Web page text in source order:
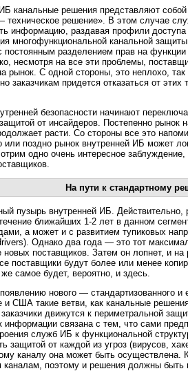
канальные решения представляют
техническое решение». В этом случае
информацию, раздавая профили
многофункциональной канальной
разделением прав на функции
несмотря на все эти проблемы,
рынок. С одной стороны, это неплохо,
заказчикам придется отказаться от этих
безопасности начинают
от инсайдеров. Постепенно рынок
расти. Со стороны все это
или поздно рынок внутренней ИБ может
одно очень интересное
На пути к стандартному
пузырь внутренней ИБ. Действительно,
ближайших 1-2 лет в данном
а может и с развитием тупиковых
Однако два года — это тот
поставщиков. Затем он лопнет, и на
поставщики будут более или менее
же самое будет, вероятно, и здесь.
нового — стандартизованного
и США такие ветви, как канальные
движутся к периметральной
информации связана с тем, что сами
служб ИБ к функциональной
защитой от каждой из угроз (вирусов,
каналу она может быть осуществлена.
каналам, поэтому и решения должны быть